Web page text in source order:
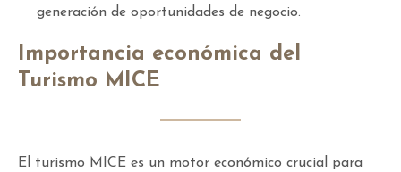
generación de oportunidades de negocio.
Importancia económica del
Turismo MICE
El turismo MICE es un motor económico crucial para